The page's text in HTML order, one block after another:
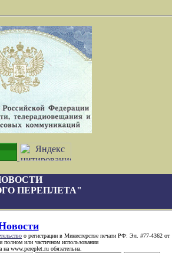
ПЕРЕПЛЕТА"
о регистрации в Министерстве печати РФ: Эл. #77-4362 от
полном или частичном использовании
на www.pereplet.ru обязательна.